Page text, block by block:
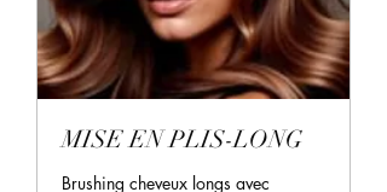
MISE EN PLIS-LONG
Brushing cheveux longs avec